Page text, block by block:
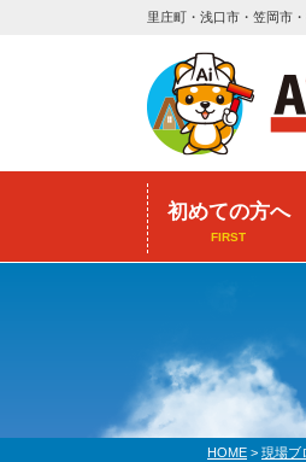
里庄町・浅口市・笠岡市
初めての方へ
FIRST
HOME > 現場ブ